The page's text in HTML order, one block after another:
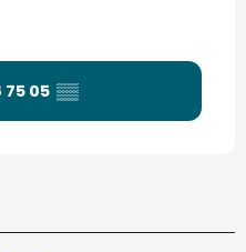
75 05 ▒▒